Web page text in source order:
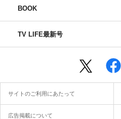
BOOK
TV LIFE最新号
サイトのご利用にあたって
広告掲載について